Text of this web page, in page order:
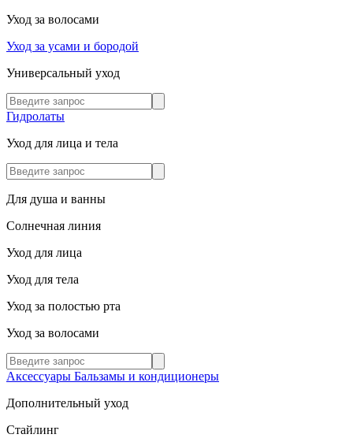
Уход за волосами
Уход за усами и бородой
Универсальный уход
Гидролаты
Уход для лица и тела
Для душа и ванны
Солнечная линия
Уход для лица
Уход для тела
Уход за полостью рта
Уход за волосами
Аксессуары Бальзамы и кондиционеры
Дополнительный уход
Стайлинг